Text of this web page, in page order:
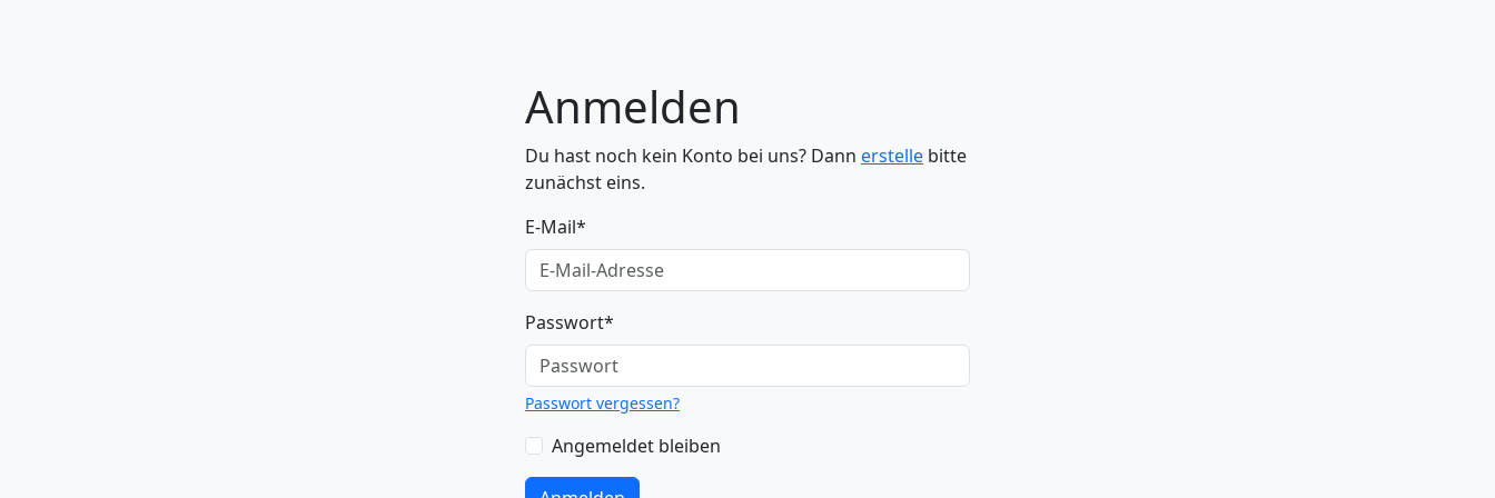
Anmelden
Du hast noch kein Konto bei uns? Dann erstelle bitte
zunächst eins.
E-Mail*
Passwort*
Passwort vergessen?
Angemeldet bleiben